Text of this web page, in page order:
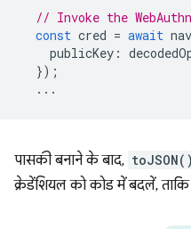
// Invoke the
const cred = await
publicKey :
});
...
पासकी बनाने के बाद, toJSON()
क्रेडेंशियल को कोड में बदलें,